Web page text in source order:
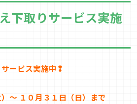
下取りサービス実施
ービス実施中❢
～ １０月３１日（日）まで